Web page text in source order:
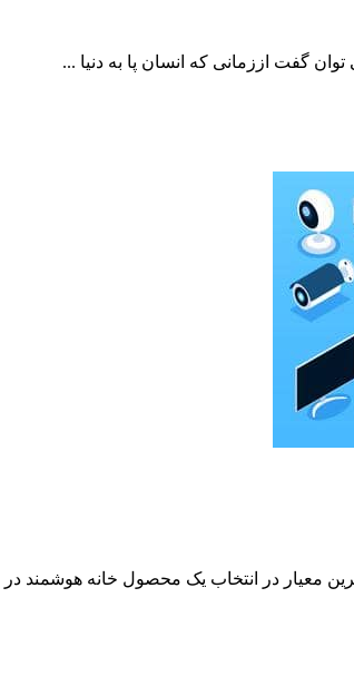
گفت اززمانی که انسان پا به دنیا ...
در انتخاب یک محصول خانه هوشمند در